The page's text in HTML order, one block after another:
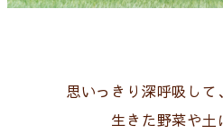
思いっきり深呼吸して
生きた野菜や土